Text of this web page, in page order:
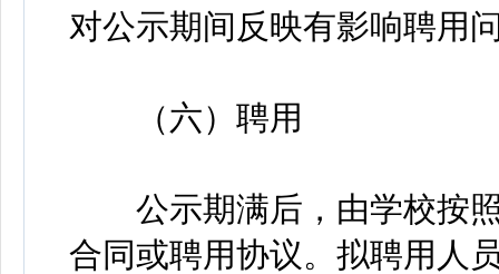
对公示期间反映有影响聘用
（六）聘用
公示期满后，由学校按照
合同或聘用协议。拟聘用人